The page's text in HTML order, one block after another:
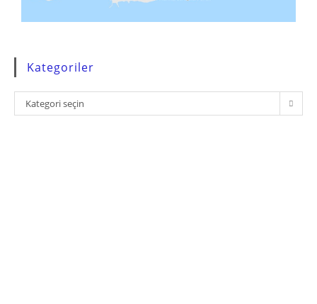
Kategoriler
Kategori seçin